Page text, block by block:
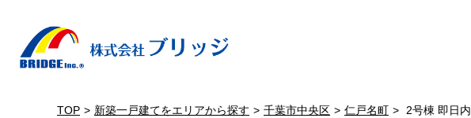
TOP 新築一戸建てをエリアから探す 千葉市中央区 仁戸名町 2号棟 即日